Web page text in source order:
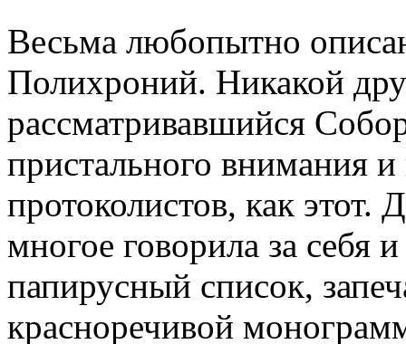
Весьма любопытно
Полихроний. Никакой
рассматривавшийся
пристального внимания
протоколистов, как этот.
многое говорила за себя
папирусный список,
красноречивой